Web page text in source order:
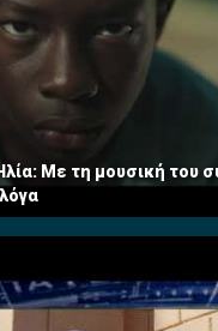
και καθαρισμός
μετρητές
Companies
Με τη μουσική του